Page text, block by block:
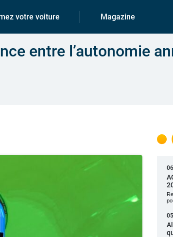
votre voiture Magazine
entre l’autonomie